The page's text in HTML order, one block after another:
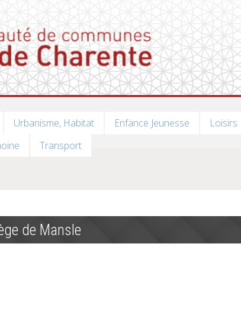
Urbanisme, Habitat Enfance Jeunesse Loisirs
Transport
de Mansle